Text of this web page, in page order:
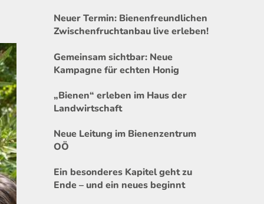
Neuer Termin: Bienenfreundlichen
Zwischenfruchtanbau live erleben!
Gemeinsam sichtbar: Neue
Kampagne für echten Honig
„Bienen“ erleben im Haus der
Landwirtschaft
Neue Leitung im Bienenzentrum
OÖ
Ein besonderes Kapitel geht zu
Ende – und ein neues beginnt